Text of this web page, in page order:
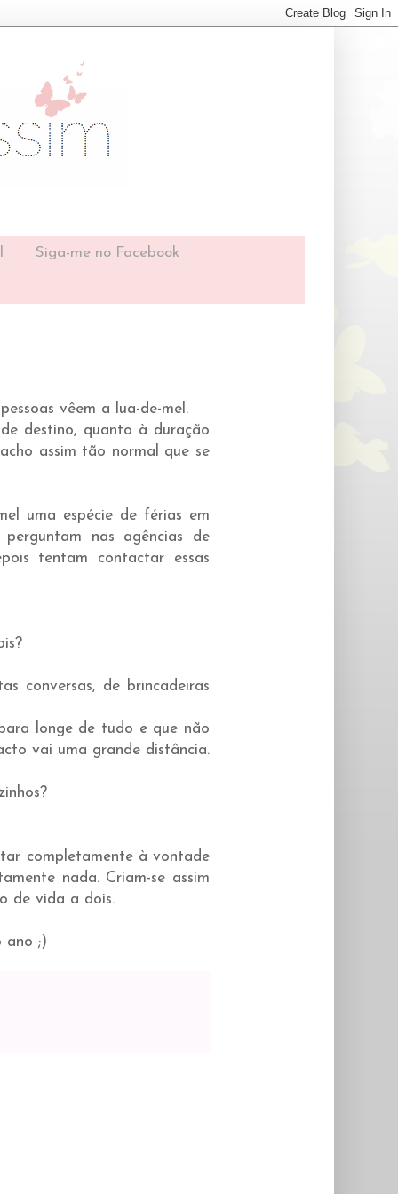
Siga-me no Facebook
vêem a lua-de-mel.
destino, quanto à duração
assim tão normal que se
uma espécie de férias em
nas agências de
tentam contactar essas
conversas, de brincadeiras
longe de tudo e que não
vai uma grande distância.
completamente à vontade
nada. Criam-se assim
de vida a dois.
ano ;)